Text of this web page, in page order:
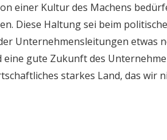
einer Kultur des Machens
Diese Haltung sei beim
Unternehmensleitungen etwas
gute Zukunft des
starkes Land, das wir